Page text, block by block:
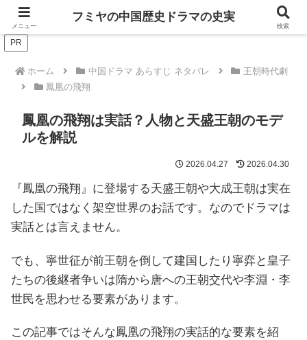
ドラマは歴史を知るともっと面白い！
PR
ホーム 中国ドラマ あらすじ ネタバレ
王朝時代劇
鳳凰の飛翔
鳳凰の飛翔は実話？人物と天盛王朝のモデ
ルを解説
2026.04.27 2026.04.30
『鳳凰の飛翔』に登場する天盛王朝や大成王朝は実在
した国ではなく架空世界のお話です。なのでドラマは
実話とは言えません。
でも、寧世征が前王朝を倒して建国したり寧弈と皇子
たちの後継者争いは隋から唐への王朝交代や李淵・李
世民を思わせる要素があります。
この記事ではそんな鳳凰の飛翔の実話的な要素を紹
メニュー
フミヤの中国歴史ドラマの史実
検索